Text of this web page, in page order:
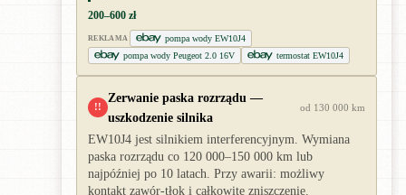
200–600 zł
REKLAMA
pompa wody EW10J4
pompa wody Peugeot 2.0 16V
termostat EW10J4
!!
Zerwanie paska rozrządu —
uszkodzenie silnika
od 130 000 km
EW10J4 jest silnikiem interferencyjnym. Wymiana
paska rozrządu co 120 000–150 000 km lub
najpóźniej po 10 latach. Przy awarii: możliwy
kontakt zawór-tłok i całkowite zniszczenie.